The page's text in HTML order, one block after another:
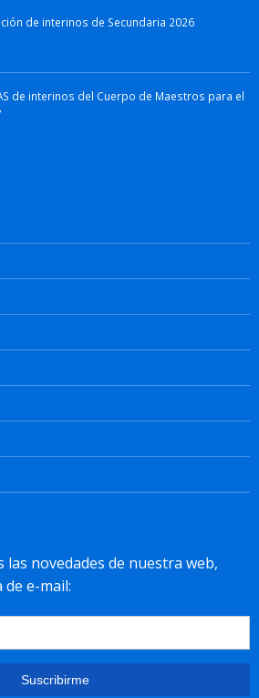
de interinos de Secundaria 2026
de interinos del Cuerpo de Maestros para el